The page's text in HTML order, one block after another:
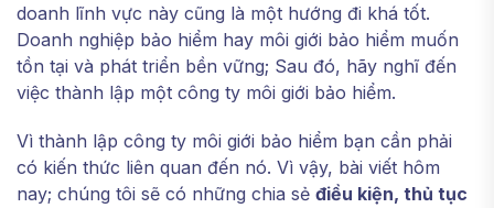
doanh lĩnh vực này cũng là một hướng đi khá tốt.
Doanh nghiệp bảo hiểm hay môi giới bảo hiểm muốn
tồn tại và phát triển bền vững; Sau đó, hãy nghĩ đến
việc thành lập một công ty môi giới bảo hiểm.
Vì thành lập công ty môi giới bảo hiểm bạn cần phải
có kiến ​​thức liên quan đến nó. Vì vậy, bài viết hôm
nay; chúng tôi sẽ có những chia sẻ điều kiện, thủ tục